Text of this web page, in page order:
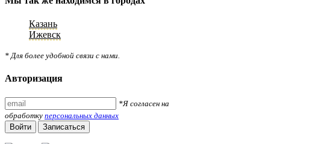
Казань
Ижевск
* Для более удобной связи с нами.
Авторизация
*Я согласен на
обработку персональных данных
Войти
Записаться